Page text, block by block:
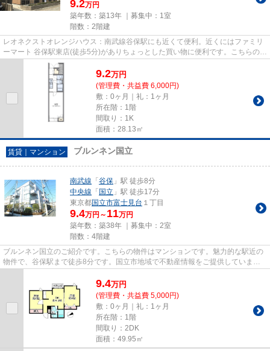
9.2万円
築年数：築13年 ｜募集中： 1室
階数：2階建
レオネクストオレンジハウス：南武線谷保駅にも近くて便利。近くにはファミリ
ーマート 谷保駅東店(徒歩5分)がありちょっとした買い物に便利です。こちらの物
件はアパートです。根強い...
9.2万円
(管理費・共益費 6,000円)
敷：0ヶ月｜礼：1ヶ月
所在階：1階
間取り：1K
面積：28.13㎡
賃貸｜マンション ブルンネン国立
南武線 「 谷保 」駅 徒歩8分
中央線 「 国立 」駅 徒歩17分
東京都国立市富士見台 １丁目
9.4万円～ 11万円
築年数：築38年 ｜募集中： 2室
階数：4階建
ブルンネン国立のご紹介です。こちらの物件はマンションです。魅力的な駅近の
物件で、谷保駅まで徒歩8分です。国立市地域で不動産情報をご提供していま
9.4万円
(管理費・共益費 5,000円)
敷：0ヶ月｜礼：1ヶ月
所在階：1階
間取り：2DK
面積：49.95㎡